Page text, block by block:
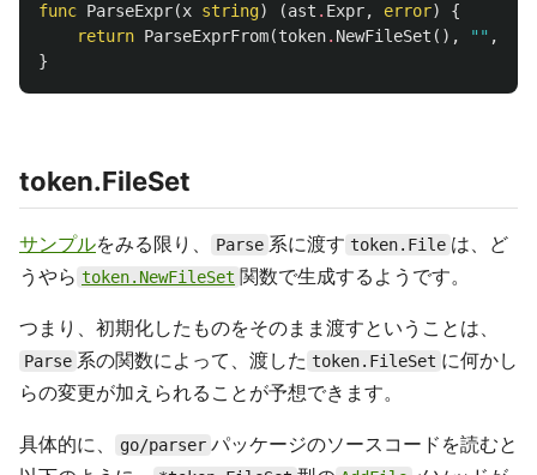
func ParseExpr(x string) (ast . Expr, error)
{
return ParseExprFrom(token. NewFileSet (), "" ,
}
token.FileSet
サンプルをみる限り、 Parse 系に渡す token.File は、ど
うやら token.NewFileSet 関数で生成するようです。
つまり、初期化したものをそのまま渡すということは、
Parse 系の関数によって、渡した token.FileSet に何かし
らの変更が加えられることが予想できます。
具体的に、 go/parser パッケージのソースコードを読むと